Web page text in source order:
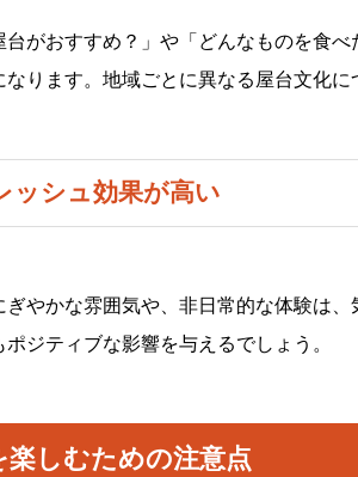
台がおすすめ？」や「どんなものを食
なります。地域ごとに異なる屋台文化に
ッシュ効果が高い
ぎやかな雰囲気や、非日常的な体験は
ポジティブな影響を与えるでしょう。
楽しむための注意点